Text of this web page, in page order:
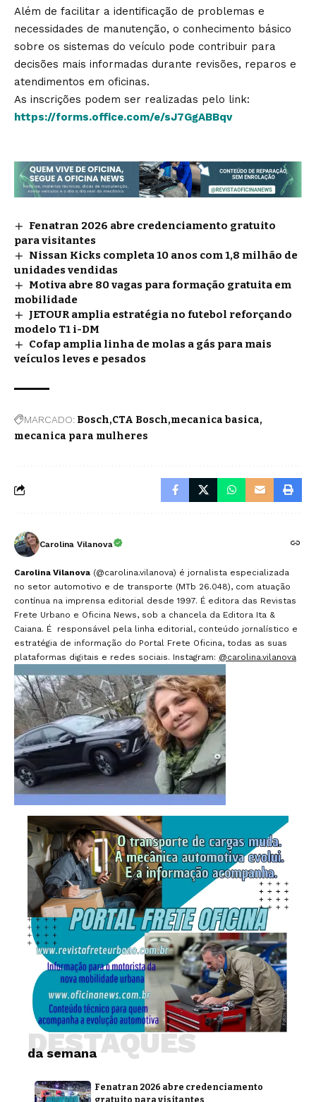
Além de facilitar a identificação de problemas e
necessidades de manutenção, o conhecimento básico
sobre os sistemas do veículo pode contribuir para
decisões mais informadas durante revisões, reparos e
atendimentos em oficinas.
As inscrições podem ser realizadas pelo link:
https://forms.office.com/e/sJ7GgABBqv
Fenatran 2026 abre credenciamento gratuito
para visitantes
Nissan Kicks completa 10 anos com 1,8 milhão de
unidades vendidas
Motiva abre 80 vagas para formação gratuita em
mobilidade
JETOUR amplia estratégia no futebol reforçando
modelo T1 i-DM
Cofap amplia linha de molas a gás para mais
veículos leves e pesados
MARCADO: Bosch CTA Bosch mecanica basica
mecanica para mulheres
Carolina Vilanova
Carolina Vilanova (@carolina.vilanova) é jornalista especializada
no setor automotivo e de transporte (MTb 26.048), com atuação
contínua na imprensa editorial desde 1997. É editora das Revistas
Frete Urbano e Oficina News, sob a chancela da Editora Ita &
Caiana. É responsável pela linha editorial, conteúdo jornalístico e
estratégia de informação do Portal Frete Oficina, todas as suas
plataformas digitais e redes sociais. Instagram: @carolina.vilanova
da semana
DESTAQUES
Fenatran 2026 abre credenciamento
gratuito para visitantes